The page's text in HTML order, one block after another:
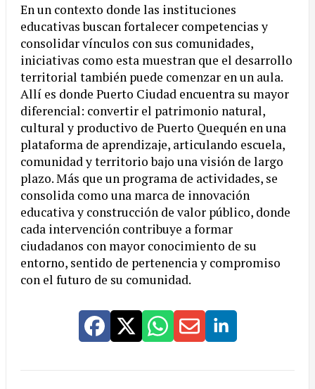
En un contexto donde las instituciones
educativas buscan fortalecer competencias y
consolidar vínculos con sus comunidades,
iniciativas como esta muestran que el desarrollo
territorial también puede comenzar en un aula.
Allí es donde Puerto Ciudad encuentra su mayor
diferencial: convertir el patrimonio natural,
cultural y productivo de Puerto Quequén en una
plataforma de aprendizaje, articulando escuela,
comunidad y territorio bajo una visión de largo
plazo. Más que un programa de actividades, se
consolida como una marca de innovación
educativa y construcción de valor público, donde
cada intervención contribuye a formar
ciudadanos con mayor conocimiento de su
entorno, sentido de pertenencia y compromiso
con el futuro de su comunidad.